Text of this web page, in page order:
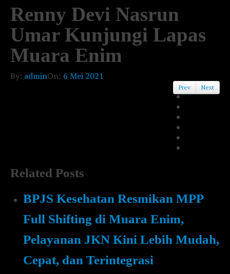
Renny Devi Nasrun
Umar Kunjungi Lapas
Muara Enim
By: adminOn: 6 Mei 2021
Prev Next
Related Posts
BPJS Kesehatan Resmikan MPP
Full Shifting di Muara Enim,
Pelayanan JKN Kini Lebih Mudah,
Cepat, dan Terintegrasi